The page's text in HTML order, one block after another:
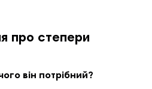
про степери
він потрібний?